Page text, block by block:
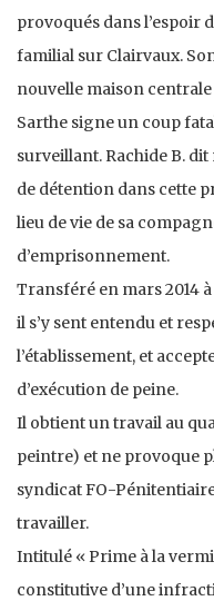
provoqués dans l’espoir
familial sur Clairvaux.
nouvelle maison
Sarthe signe un coup
surveillant. Rachide B.
de détention dans cette
lieu de vie de sa
d’emprisonnement.
Transféré en mars 2014
il s’y sent entendu et
l’établissement, et
d’exécution de peine.
Il obtient un travail au
peintre) et ne provoque
syndicat FO-
travailler.
Intitulé « Prime à la
constitutive d’une